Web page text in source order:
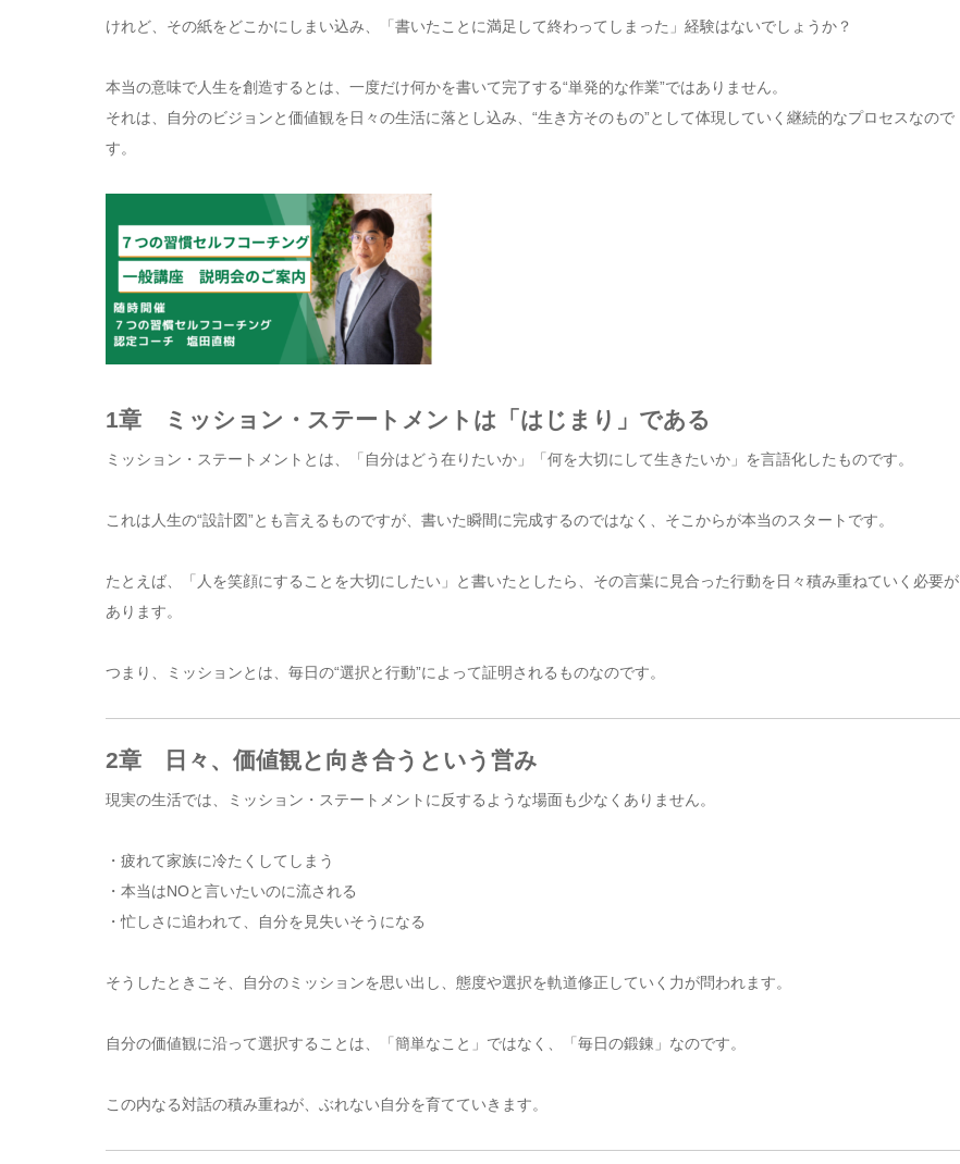
けれど、その紙をどこかにしまい込み、「書いたことに満足して終わってしまった」経験はないでしょうか？
本当の意味で人生を創造するとは、一度だけ何かを書いて完了する“単発的な作業”ではありません。
それは、自分のビジョンと価値観を日々の生活に落とし込み、“生き方そのもの”として体現していく継続的なプロセスなので
す。
1章 ミッション・ステートメントは「はじまり」である
ミッション・ステートメントとは、「自分はどう在りたいか」「何を大切にして生きたいか」を言語化したものです。
これは人生の“設計図”とも言えるものですが、書いた瞬間に完成するのではなく、そこからが本当のスタートです。
たとえば、「人を笑顔にすることを大切にしたい」と書いたとしたら、その言葉に見合った行動を日々積み重ねていく必要が
あります。
つまり、ミッションとは、毎日の“選択と行動”によって証明されるものなのです。
2章 日々、価値観と向き合うという営み
現実の生活では、ミッション・ステートメントに反するような場面も少なくありません。
・疲れて家族に冷たくしてしまう
・本当はNOと言いたいのに流される
・忙しさに追われて、自分を見失いそうになる
そうしたときこそ、自分のミッションを思い出し、態度や選択を軌道修正していく力が問われます。
自分の価値観に沿って選択することは、「簡単なこと」ではなく、「毎日の鍛錬」なのです。
この内なる対話の積み重ねが、ぶれない自分を育てていきます。